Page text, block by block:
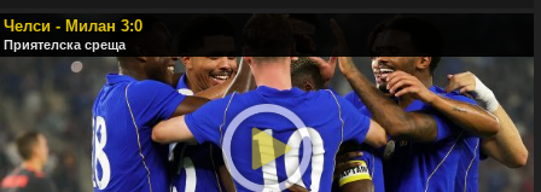
Челси - Милан 3:0
Приятелска среща